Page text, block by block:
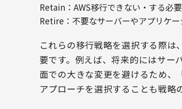
Retain：AWS移行できない・する必
Retire：不要なサーバーやアプリケ
これらの移行戦略を選択する際
要です。例えば、将来的にはサー
面での大きな変更を避けるため、
アプローチを選択することも戦略